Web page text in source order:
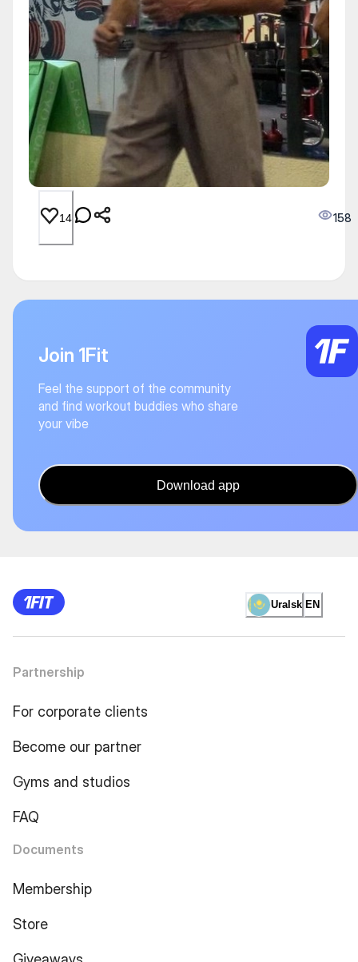
14 158
Join 1Fit
Feel the support of the community
and find workout buddies who share
your vibe
Download app
Uralsk EN
Partnership
For corporate clients
Become our partner
Gyms and studios
FAQ
Documents
Membership
Store